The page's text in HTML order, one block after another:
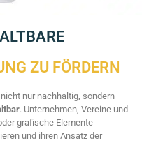
ZU FÖRDERN
nur nachhaltig, sondern
. Unternehmen, Vereine und
grafische Elemente
und ihren Ansatz der